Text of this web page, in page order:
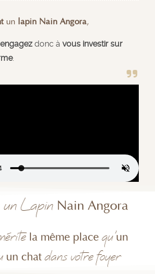
un lapin Nain Angora,
donc à vous investir sur
.
un LapinNain Angora
la même placequ'un
un chatdans votre foyer